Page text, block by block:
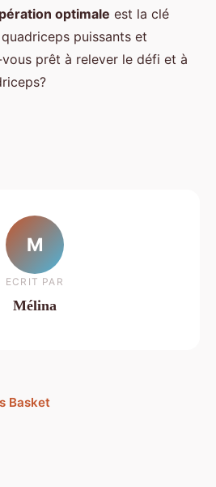
optimale est la clé
puissants et
prêt à relever le défi et à
M
ECRIT PAR
Mélina
Basket